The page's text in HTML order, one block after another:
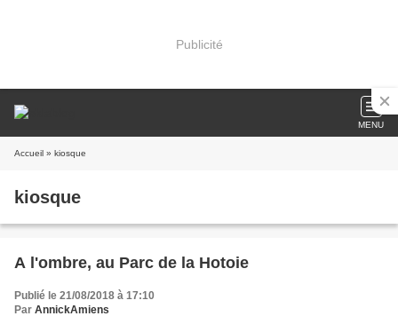
Publicité
MENU
Accueil » kiosque
kiosque
A l'ombre, au Parc de la Hotoie
Publié le 21/08/2018 à 17:10
Par AnnickAmiens